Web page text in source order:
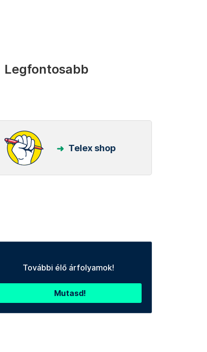
Legfontosabb
Telex shop
További élő árfolyamok!
Mutasd!